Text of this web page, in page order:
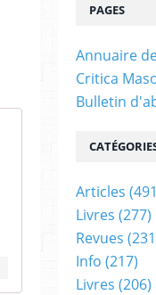
PAGES
Annuaire
Critica
Bulletin
Articles
Livres (277)
Revues
Info (217)
Livres (206)